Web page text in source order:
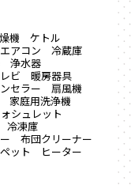
機
ケトル
エアコン
冷蔵庫
浄水器
ビ
暖房器具
セラー
扇風機
家庭用洗浄機
シュレット
冷凍庫
布団クリーナー
ット
ヒーター